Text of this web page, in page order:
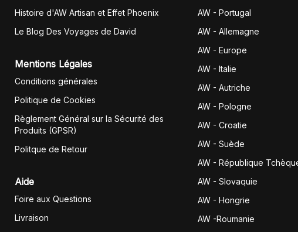
Histoire d'AW Artisan et Effet Phoenix
Le Blog Des Voyages de David
Mentions Légales
Conditions générales
Politique de Cookies
Règlement Général sur la Sécurité des
Produits (GPSR)
Politque de Retour
Aide
Foire aux Questions
Livraison
AW - Portugal
AW - Allemagne
AW - Europe
AW - Italie
AW - Autriche
AW - Pologne
AW - Croatie
AW - Suède
AW - République
AW - Slovaquie
AW - Hongrie
AW -Roumanie